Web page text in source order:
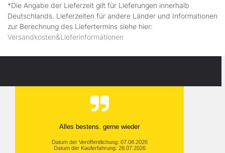
*Die Angabe der Lieferzeit gilt für Lieferungen innerhalb
Deutschlands. Lieferzeiten für andere Länder und Informationen
zur Berechnung des Liefertermins siehe hier:
Versandkosten&Lieferinformationen
Alles bestens. gerne wieder
Datum der Veröffentlichung: 07.08.2026
Datum der Kauferfahrung: 28.07.2026